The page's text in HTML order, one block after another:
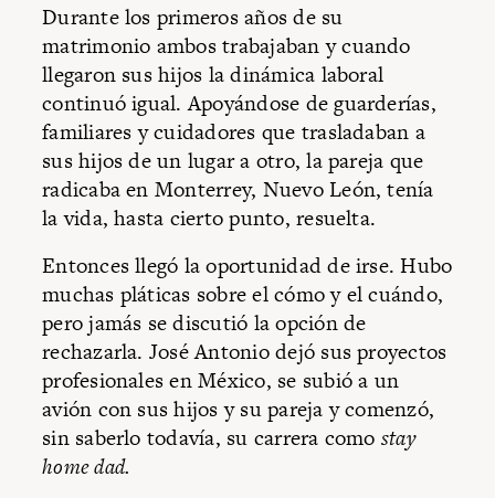
Durante los primeros años de su
matrimonio ambos trabajaban y cuando
llegaron sus hijos la dinámica laboral
continuó igual. Apoyándose de guarderías,
familiares y cuidadores que trasladaban a
sus hijos de un lugar a otro, la pareja que
radicaba en Monterrey, Nuevo León, tenía
la vida, hasta cierto punto, resuelta.
Entonces llegó la oportunidad de irse. Hubo
muchas pláticas sobre el cómo y el cuándo,
pero jamás se discutió la opción de
rechazarla. José Antonio dejó sus proyectos
profesionales en México, se subió a un
avión con sus hijos y su pareja y comenzó,
sin saberlo todavía, su carrera como stay
home dad.